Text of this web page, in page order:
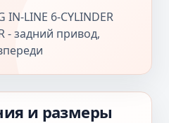
IN-LINE 6-CYLINDER
- задний привод,
и размеры